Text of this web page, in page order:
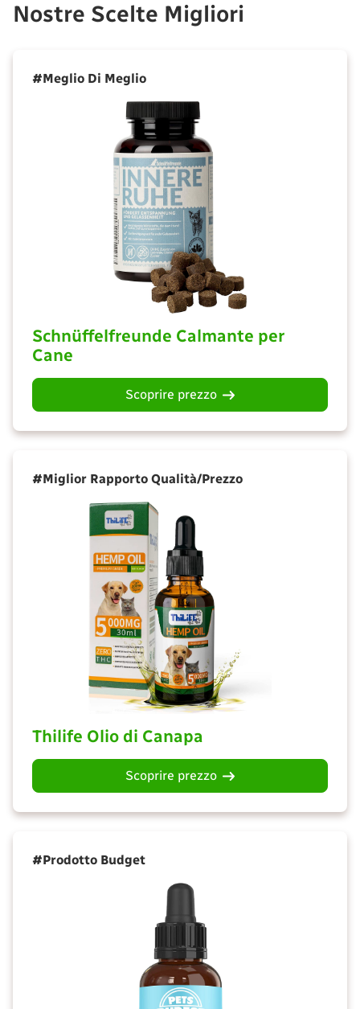
Nostre Scelte Migliori
#Meglio Di Meglio
Schnüffelfreunde Calmante per
Cane
Scoprire prezzo
#Miglior Rapporto Qualità/Prezzo
Thilife Olio di Canapa
Scoprire prezzo
#Prodotto Budget